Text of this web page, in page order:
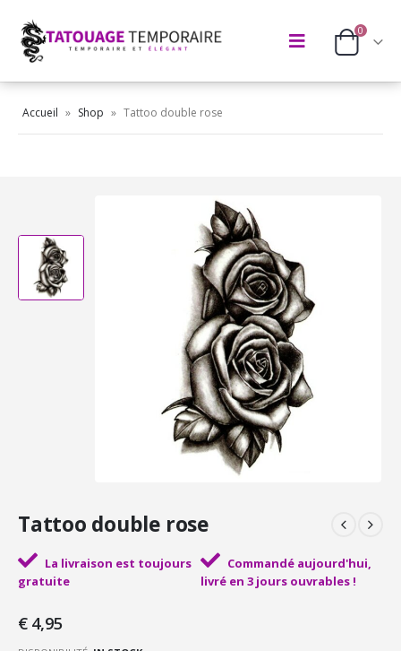
0
Accueil » Shop » Tattoo double rose
Tattoo double rose
La livraison est toujours
gratuite
Commandé aujourd'hui,
livré en 3 jours ouvrables !
€4,95